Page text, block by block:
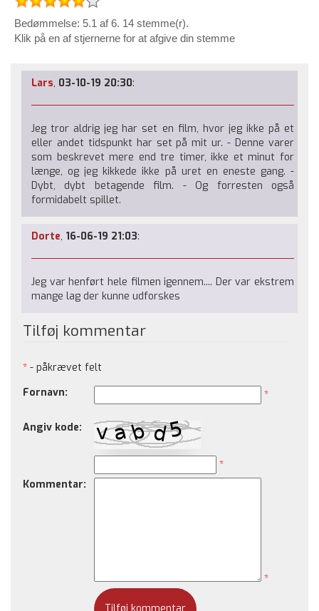
Bedømmelse: 5.1 af 6. 14 stemme(r).
Klik på en af stjernerne for at afgive din stemme
Lars, 03-10-19 20:30:
Jeg tror aldrig jeg har set en film, hvor jeg ikke på et
eller andet tidspunkt har set på mit ur. - Denne varer
som beskrevet mere end tre timer, ikke et minut for
længe, og jeg kikkede ikke på uret en eneste gang. -
Dybt, dybt betagende film. - Og forresten også
formidabelt spillet.
Dorte, 16-06-19 21:03:
Jeg var henført hele filmen igennem.... Der var ekstrem
mange lag der kunne udforskes
Tilføj kommentar
* - påkrævet felt
Fornavn:
*
Angiv kode:
*
Kommentar:
*